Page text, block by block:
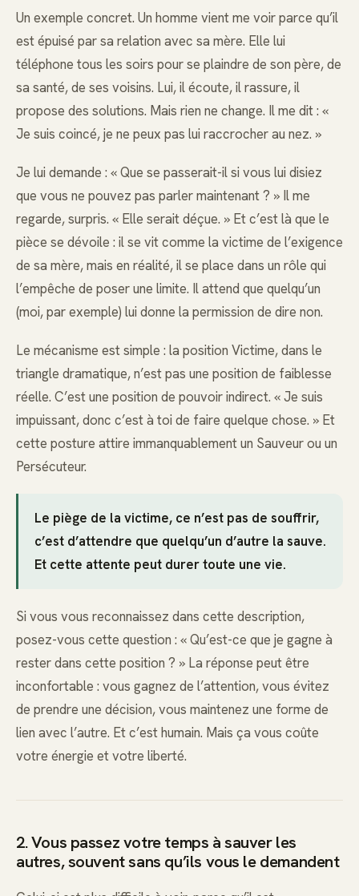
Un exemple concret. Un homme vient me voir parce qu’il
est épuisé par sa relation avec sa mère. Elle lui
téléphone tous les soirs pour se plaindre de son père, de
sa santé, de ses voisins. Lui, il écoute, il rassure, il
propose des solutions. Mais rien ne change. Il me dit : «
Je suis coincé, je ne peux pas lui raccrocher au nez. »
Je lui demande : « Que se passerait-il si vous lui disiez
que vous ne pouvez pas parler maintenant ? » Il me
regarde, surpris. « Elle serait déçue. » Et c’est là que le
pièce se dévoile : il se vit comme la victime de l’exigence
de sa mère, mais en réalité, il se place dans un rôle qui
l’empêche de poser une limite. Il attend que quelqu’un
(moi, par exemple) lui donne la permission de dire non.
Le mécanisme est simple : la position Victime, dans le
triangle dramatique, n’est pas une position de faiblesse
réelle. C’est une position de pouvoir indirect. « Je suis
impuissant, donc c’est à toi de faire quelque chose. » Et
cette posture attire immanquablement un Sauveur ou un
Persécuteur.
Le piège de la victime, ce n’est pas de souffrir,
c’est d’attendre que quelqu’un d’autre la sauve.
Et cette attente peut durer toute une vie.
Si vous vous reconnaissez dans cette description,
posez-vous cette question : « Qu’est-ce que je gagne à
rester dans cette position ? » La réponse peut être
inconfortable : vous gagnez de l’attention, vous évitez
de prendre une décision, vous maintenez une forme de
lien avec l’autre. Et c’est humain. Mais ça vous coûte
votre énergie et votre liberté.
2. Vous passez votre temps à sauver les
autres, souvent sans qu’ils vous le demandent